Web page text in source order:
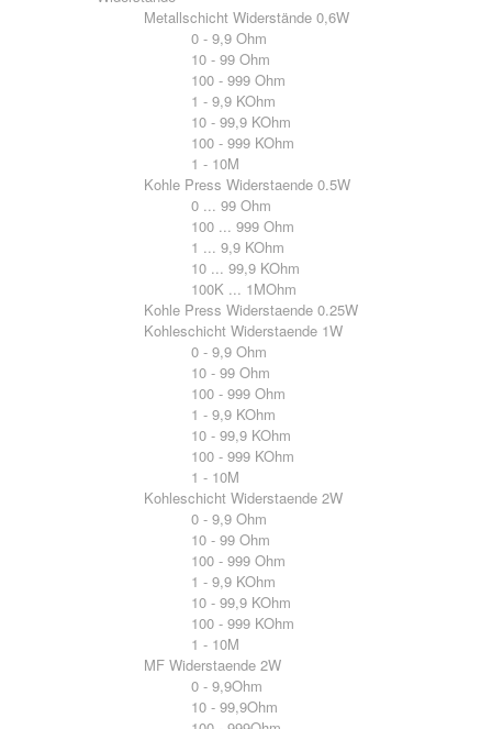
Metallschicht Widerstände 0,6W
0 - 9,9 Ohm
10 - 99 Ohm
100 - 999 Ohm
1 - 9,9 KOhm
10 - 99,9 KOhm
100 - 999 KOhm
1 - 10M
Kohle Press Widerstaende 0.5W
0 ... 99 Ohm
100 ... 999 Ohm
1 ... 9,9 KOhm
10 ... 99,9 KOhm
100K ... 1MOhm
Kohle Press Widerstaende 0.25W
Kohleschicht Widerstaende 1W
0 - 9,9 Ohm
10 - 99 Ohm
100 - 999 Ohm
1 - 9,9 KOhm
10 - 99,9 KOhm
100 - 999 KOhm
1 - 10M
Kohleschicht Widerstaende 2W
0 - 9,9 Ohm
10 - 99 Ohm
100 - 999 Ohm
1 - 9,9 KOhm
10 - 99,9 KOhm
100 - 999 KOhm
1 - 10M
MF Widerstaende 2W
0 - 9,9Ohm
10 - 99,9Ohm